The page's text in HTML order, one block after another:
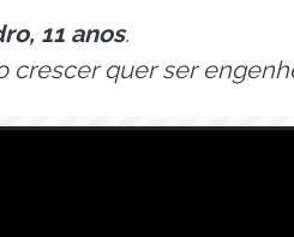
11 anos.
crescer quer ser